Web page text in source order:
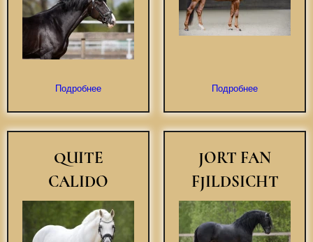
Подробнее Подробнее
QUITE
CALIDO
JORT FAN
FJILDSICHT